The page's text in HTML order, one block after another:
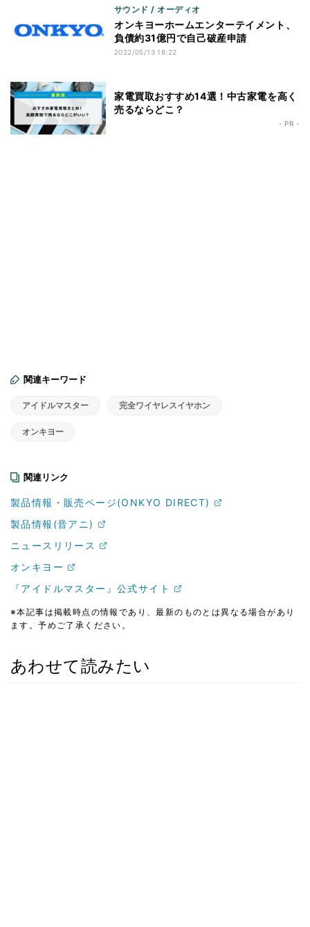
サウンド / オーディオ
オンキヨーホームエンターテイメント、
負債約31億円で自己破産申請
2022/05/13 18:22
家電買取おすすめ14選！中古家電を高く
売るならどこ？
- PR -
関連キーワード
アイドルマスター 完全ワイヤレスイヤホン
オンキヨー
関連リンク
製品情報・販売ページ(ONKYO DIRECT)
製品情報(音アニ)
ニュースリリース
オンキヨー
『アイドルマスター』公式サイト
※本記事は掲載時点の情報であり、最新のものとは異なる場合があり
ます。予めご了承ください。
あわせて読みたい